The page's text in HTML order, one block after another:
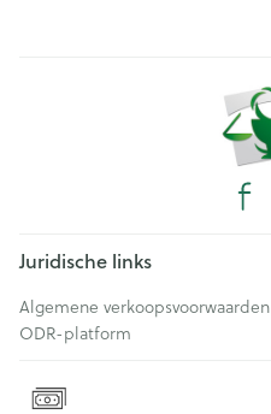
Juridische links
Algemene verkoopsvoorwaarden
ODR-platform